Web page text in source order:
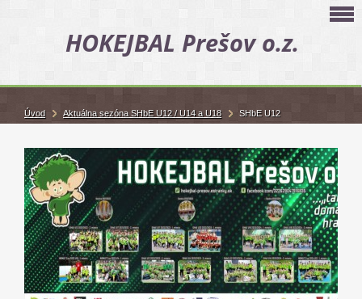
HOKEJBAL Prešov o.z.
Úvod Aktuálna sezóna SHbE U12 / U14 a U18 SHbE U12